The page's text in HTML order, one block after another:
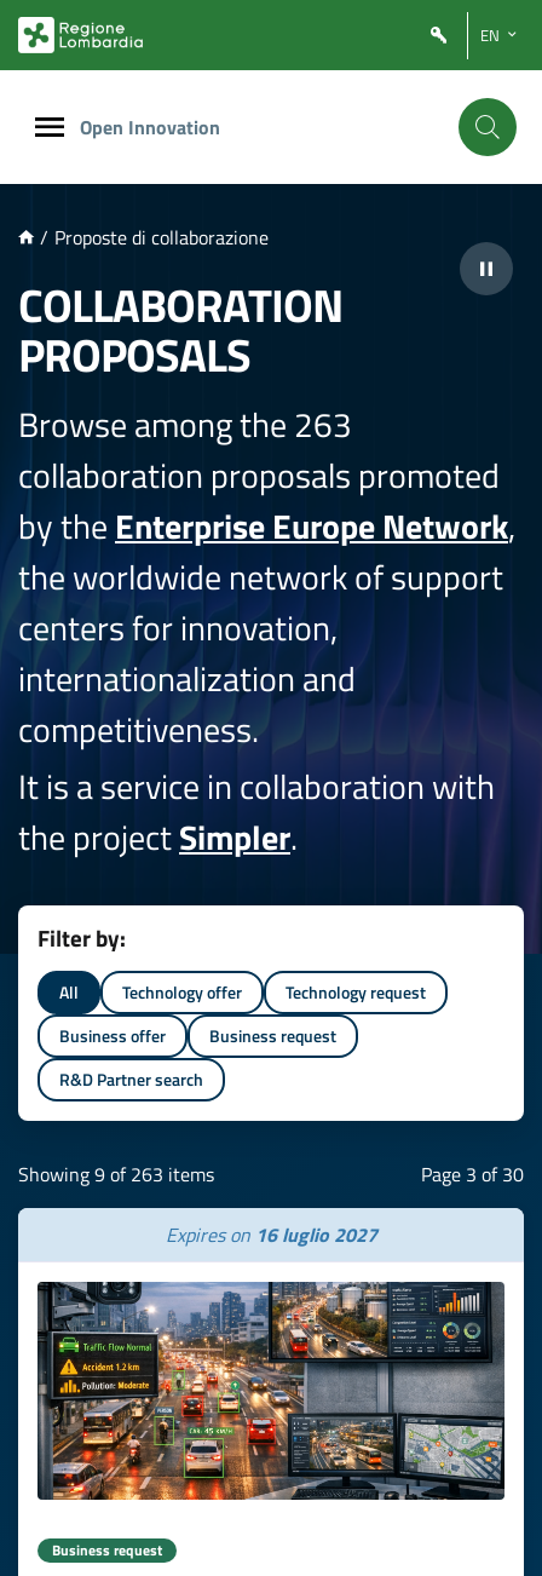
PRINCIPALE
EN
Open Innovation
/ Proposte di collaborazione
COLLABORATION
PROPOSALS
Browse among the 263
collaboration proposals promoted
by the Enterprise Europe Network,
the worldwide network of support
centers for innovation,
internationalization and
competitiveness.
It is a service in collaboration with
the projectSimpler.
Filter by:
All Technology offer
Technology request
Business offer
Business request
R&D Partner search
Showing 9 of 263 items Page 3 of 30
Expires on 16 luglio 2027
Business request